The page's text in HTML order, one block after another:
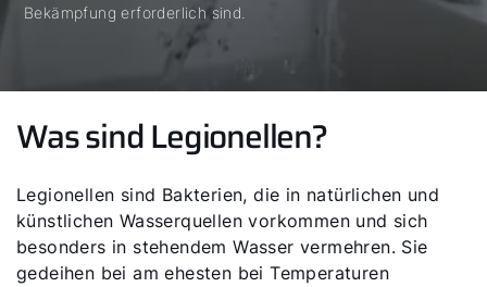
Bekämpfung erforderlich sind.
Was sind Legionellen?
Legionellen sind Bakterien, die in natürlichen und
künstlichen Wasserquellen vorkommen und sich
besonders in stehendem Wasser vermehren. Sie
gedeihen bei am ehesten bei Temperaturen